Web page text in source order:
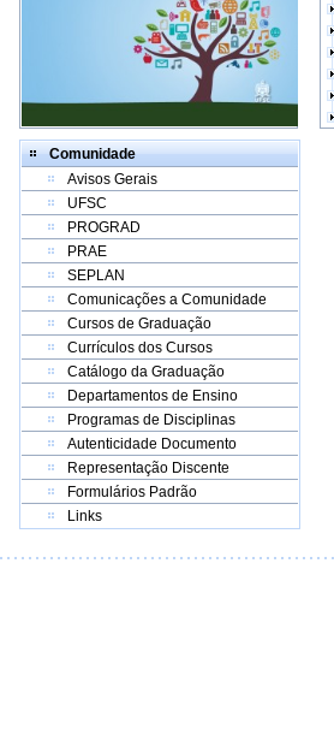
Comunidade
Avisos Gerais
UFSC
PROGRAD
PRAE
SEPLAN
Comunicações a Comunidade
Cursos de Graduação
Currículos dos Cursos
Catálogo da Graduação
Departamentos de Ensino
Programas de Disciplinas
Autenticidade Documento
Representação Discente
Formulários Padrão
Links